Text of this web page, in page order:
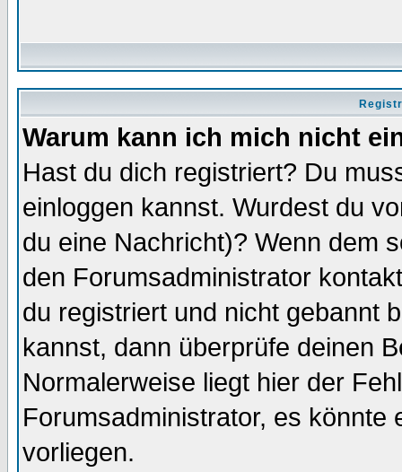
Warum kann ich mich nicht
Hast du dich registriert? Du
einloggen kannst. Wurdest du
du eine Nachricht)? Wenn dem
den Forumsadministrator
du registriert und nicht gebannt
kannst, dann überprüfe deinen
Normalerweise liegt hier der
Forumsadministrator, es könnte
vorliegen.